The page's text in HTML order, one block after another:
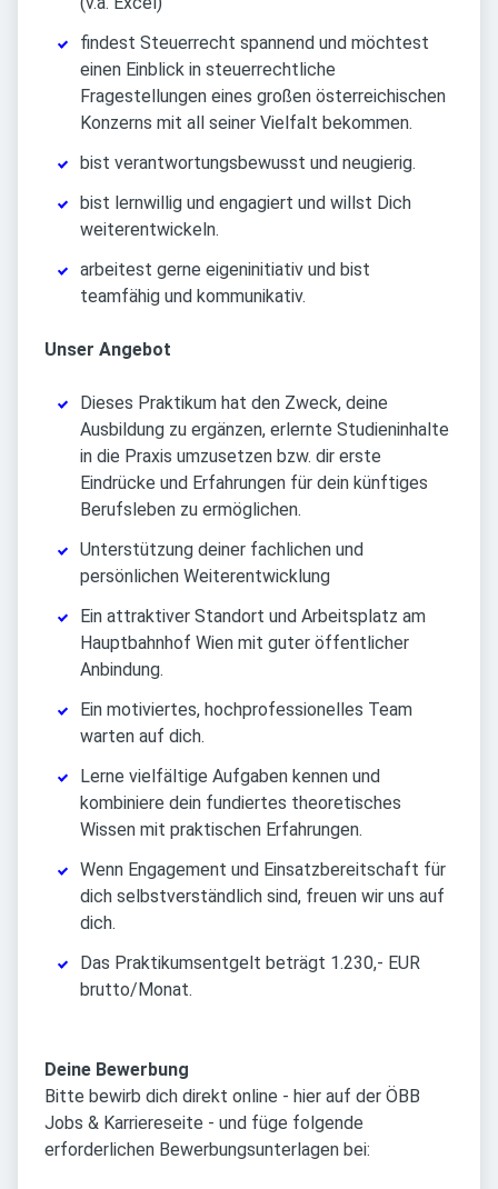
findest Steuerrecht spannend und möchtest
einen Einblick in steuerrechtliche
Fragestellungen eines großen österreichischen
Konzerns mit all seiner Vielfalt bekommen.
bist verantwortungsbewusst und neugierig.
bist lernwillig und engagiert und willst Dich
weiterentwickeln.
arbeitest gerne eigeninitiativ und bist
teamfähig und kommunikativ.
Unser Angebot
Dieses Praktikum hat den Zweck, deine
Ausbildung zu ergänzen, erlernte Studieninhalte
in die Praxis umzusetzen bzw. dir erste
Eindrücke und Erfahrungen für dein künftiges
Berufsleben zu ermöglichen.
Unterstützung deiner fachlichen und
persönlichen Weiterentwicklung
Ein attraktiver Standort und Arbeitsplatz am
Hauptbahnhof Wien mit guter öffentlicher
Anbindung.
Ein motiviertes, hochprofessionelles Team
warten auf dich.
Lerne vielfältige Aufgaben kennen und
kombiniere dein fundiertes theoretisches
Wissen mit praktischen Erfahrungen.
Wenn Engagement und Einsatzbereitschaft für
dich selbstverständlich sind, freuen wir uns auf
dich.
Das Praktikumsentgelt beträgt 1.230,- EUR
brutto/Monat.
Deine Bewerbung
Bitte bewirb dich direkt online - hier auf der ÖBB
Jobs & Karriereseite - und füge folgende
erforderlichen Bewerbungsunterlagen bei: